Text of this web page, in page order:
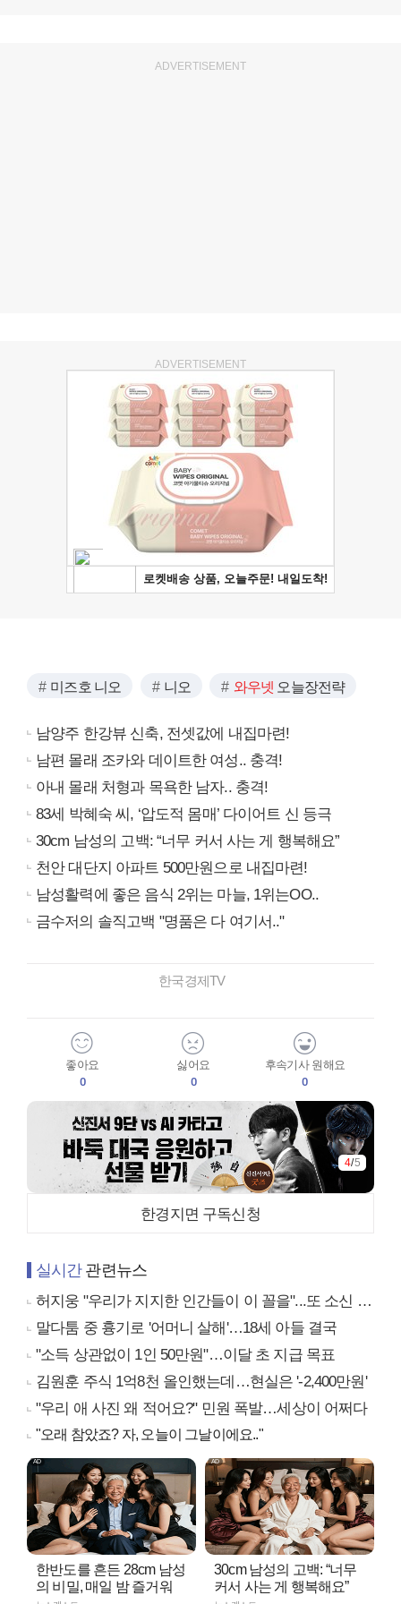
ADVERTISEMENT
ADVERTISEMENT
미즈호 니오 니오 와우넷 오늘장전략
남양주 한강뷰 신축, 전셋값에 내집마련!
남편 몰래 조카와 데이트한 여성.. 충격!
아내 몰래 처형과 목욕한 남자.. 충격!
83세 박혜숙 씨, ‘압도적 몸매’ 다이어트 신 등극
30cm 남성의 고백: “너무 커서 사는 게 행복해요”
천안 대단지 아파트 500만원으로 내집마련!
남성활력에 좋은 음식 2위는 마늘, 1위는OO..
금수저의 솔직고백 "명품은 다 여기서.."
한국경제TV
좋아요
0
싫어요
0
후속기사 원해요
0
4/5
한경지면 구독신청
실시간관련뉴스
허지웅 "우리가 지지한 인간들이 이 꼴을"...또 소신 발언
말다툼 중 흉기로 '어머니 살해'…18세 아들 결국
"소득 상관없이 1인 50만원"…이달 초 지급 목표
김원훈 주식 1억8천 올인했는데…현실은 '-2,400만원'
"우리 애 사진 왜 적어요?" 민원 폭발…세상이 어쩌다
"오래 참았죠? 자, 오늘이 그날이에요.."
한반도를 흔든 28cm 남성
의 비밀, 매일 밤 즐거워
30cm 남성의 고백: “너무
커서 사는 게 행복해요”